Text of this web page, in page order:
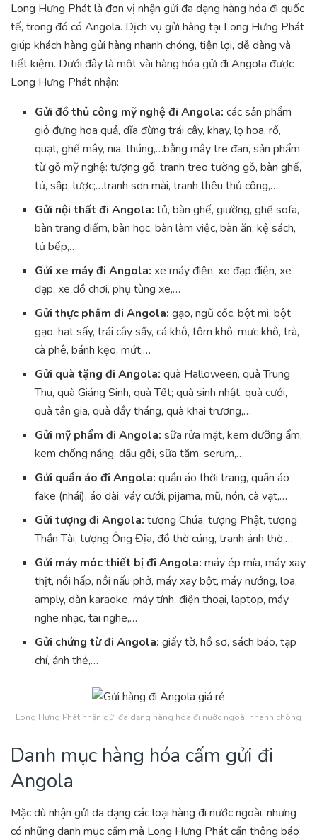
Long Hưng Phát là đơn vị nhận gửi đa dạng hàng hóa đi quốc
tế, trong đó có Angola. Dịch vụ gửi hàng tại Long Hưng Phát
giúp khách hàng gửi hàng nhanh chóng, tiện lợi, dễ dàng và
tiết kiệm. Dưới đây là một vài hàng hóa gửi đi Angola được
Long Hưng Phát nhận:
Gửi đồ thủ công mỹ nghệ đi Angola: các sản phẩm
giỏ đựng hoa quả, dĩa đừng trái cây, khay, lọ hoa, rổ,
quạt, ghế mây, nia, thúng,…bằng mây tre đan, sản phẩm
từ gỗ mỹ nghệ: tượng gỗ, tranh treo tường gỗ, bàn ghế,
tủ, sập, lược;…tranh sơn mài, tranh thêu thủ công,…
Gửi nội thất đi Angola: tủ, bàn ghế, giường, ghế sofa,
bàn trang điểm, bàn học, bàn làm việc, bàn ăn, kệ sách,
tủ bếp,…
Gửi xe máy đi Angola: xe máy điện, xe đạp điện, xe
đạp, xe đồ chơi, phụ tùng xe,…
Gửi thực phẩm đi Angola: gạo, ngũ cốc, bột mì, bột
gạo, hạt sấy, trái cây sấy, cá khô, tôm khô, mực khô, trà,
cà phê, bánh kẹo, mứt,…
Gửi quà tặng đi Angola: quà Halloween, quà Trung
Thu, quà Giáng Sinh, quà Tết; quà sinh nhật, quà cưới,
quà tân gia, quà đầy tháng, quà khai trương,…
Gửi mỹ phẩm đi Angola: sữa rửa mặt, kem dưỡng ẩm,
kem chống nắng, dầu gội, sữa tắm, serum,…
Gửi quần áo đi Angola: quần áo thời trang, quần áo
fake (nhái), áo dài, váy cưới, pijama, mũ, nón, cà vạt,…
Gửi tượng đi Angola: tượng Chúa, tượng Phật, tượng
Thần Tài, tượng Ông Địa, đồ thờ cúng, tranh ảnh thờ,…
Gửi máy móc thiết bị đi Angola: máy ép mía, máy xay
thịt, nồi hấp, nồi nấu phở, máy xay bột, máy nướng, loa,
amply, dàn karaoke, máy tính, điện thoại, laptop, máy
nghe nhạc, tai nghe,…
Gửi chứng từ đi Angola: giấy tờ, hồ sơ, sách báo, tạp
chí, ảnh thẻ,…
Long Hưng Phát nhận gửi đa dạng hàng hóa đi nước ngoài nhanh chóng
Danh mục hàng hóa cấm gửi đi
Angola
Mặc dù nhận gửi da dạng các loại hàng đi nước ngoài, nhưng
có những danh mục cấm mà Long Hưng Phát cần thông báo